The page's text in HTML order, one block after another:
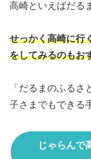
高崎といえばだる
せっかく高崎に行
をしてみるのもお
「だるまのふる
子さまでもできる
じゃらんで